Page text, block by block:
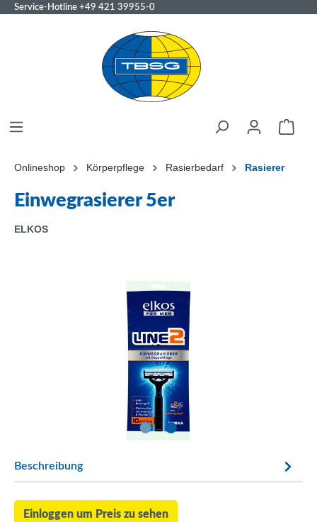
Service-Hotline +49 421 39955-0
Onlineshop Körperpflege Rasierbedarf Rasierer
Einwegrasierer 5er
ELKOS
Beschreibung
Einloggen um Preis zu sehen